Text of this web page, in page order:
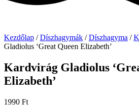
Kezdőlap /Díszhagymák /Díszhagyma /
Gladiolus ‘Great Queen Elizabeth’
Kardvirág Gladiolus
Elizabeth’
1990 Ft